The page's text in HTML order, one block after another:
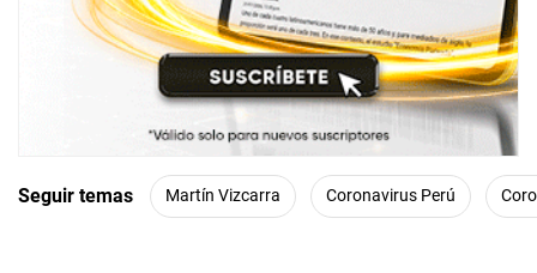
Seguir temas Martín Vizcarra Coronavirus Perú